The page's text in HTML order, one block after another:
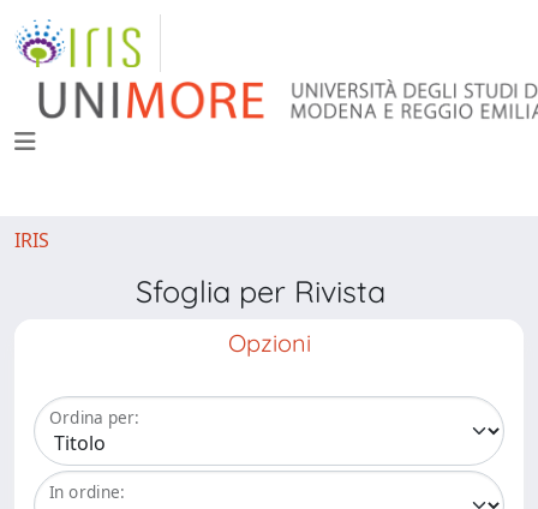
IRIS
Sfoglia per Rivista
Opzioni
Ordina per:
In ordine: